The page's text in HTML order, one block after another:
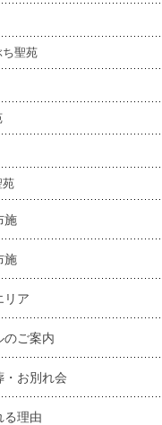
ち聖苑
苑
施
施
リア
のご案内
・お別れ会
る理由